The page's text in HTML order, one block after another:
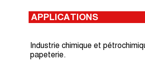
APPLICATIONS
Industrie chimique et
papeterie.